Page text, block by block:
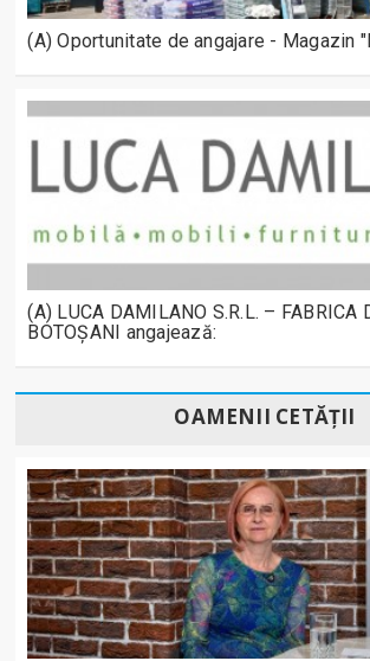
(A) Oportunitate de angajare - Magazin
(A) LUCA DAMILANO S.R.L. – FABRICA
BOTOȘANI angajează:
OAMENII CETĂȚII